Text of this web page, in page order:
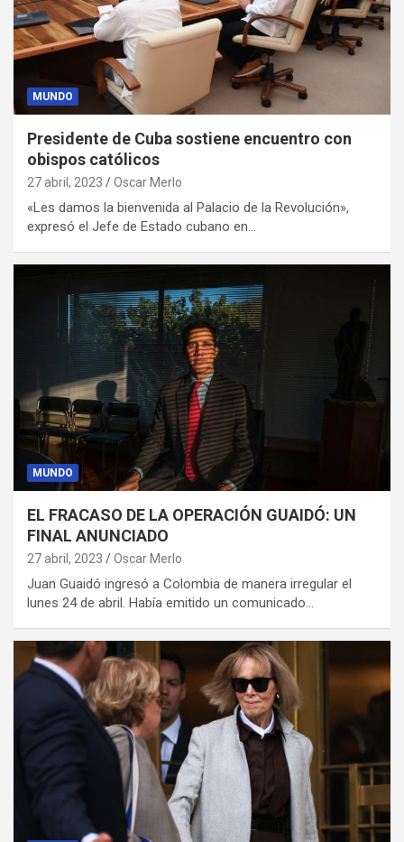
MUNDO
Presidente de Cuba sostiene encuentro con
obispos católicos
27 abril, 2023 Oscar Merlo
«Les damos la bienvenida al Palacio de la Revolución»,
expresó el Jefe de Estado cubano en…
MUNDO
EL FRACASO DE LA OPERACIÓN GUAIDÓ: UN
FINAL ANUNCIADO
27 abril, 2023 Oscar Merlo
Juan Guaidó ingresó a Colombia de manera irregular el
lunes 24 de abril. Había emitido un comunicado…